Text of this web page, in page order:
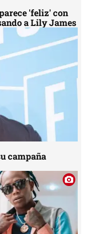
'feliz' con
a Lily James
campaña